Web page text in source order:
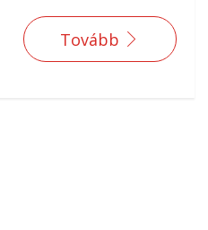
Tovább